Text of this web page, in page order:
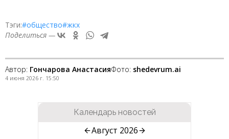
Тэги:#общество#жкх
Поделиться —
Автор: Гончарова АнастасияФото: shedevrum.ai
4 июня 2026 г. 15:50
Календарь новостей
Август 2026